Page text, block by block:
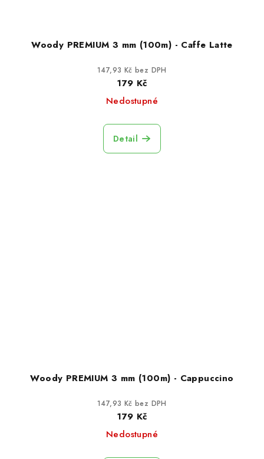
Woody PREMIUM 3 mm (100m) - Caffe Latte
147,93 Kč bez DPH
179 Kč
Nedostupné
Detail
Woody PREMIUM 3 mm (100m) - Cappuccino
147,93 Kč bez DPH
179 Kč
Nedostupné